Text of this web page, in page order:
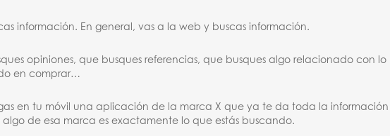
información. En general, vas a la web y buscas información.
opiniones, que busques referencias, que busques algo relacionado con lo
en comprar…
en tu móvil una aplicación de la marca X que ya te da toda la información
algo de esa marca es exactamente lo que estás buscando.